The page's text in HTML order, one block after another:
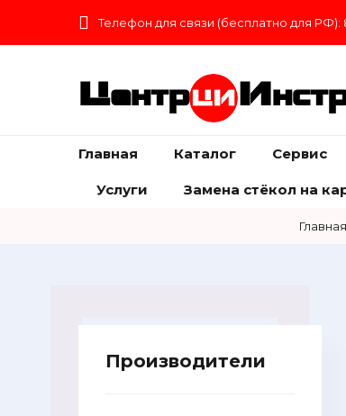
Телефон для связи (бесплатно для РФ):
Центр
Главная Каталог Сервис
Услуги Замена стёкол на
Главная
Производители